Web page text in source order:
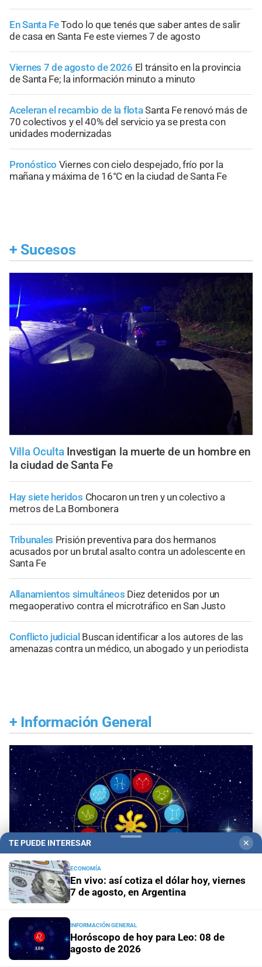
En Santa FeTodo lo que tenés que saber antes de salir
de casa en Santa Fe este viernes 7 de agosto
Viernes 7 de agosto de 2026 El tránsito en la provincia
de Santa Fe; la información minuto a minuto
Aceleran el recambio de la flotaSanta Fe renovó más de
70 colectivos y el 40% del servicio ya se presta con
unidades modernizadas
Pronóstico Viernes con cielo despejado, frío por la
mañana y máxima de 16°C en la ciudad de Santa Fe
+ Sucesos
Villa Oculta Investigan la muerte de un hombre en
la ciudad de Santa Fe
Hay siete heridos Chocaron un tren y un colectivo a
metros de La Bombonera
Tribunales Prisión preventiva para dos hermanos
acusados por un brutal asalto contra un adolescente en
Santa Fe
Allanamientos simultáneos Diez detenidos por un
megaoperativo contra el microtráfico en San Justo
Conflicto judicial Buscan identificar a los autores de las
amenazas contra un médico, un abogado y un periodista
+ Información General
Panorama astrológico Horóscopo de hoy 8 de
agosto de 2026
TE PUEDE INTERESAR ✕
ECONOMÍA
En vivo: así cotiza el dólar hoy, viernes
7 de agosto, en Argentina
INFORMACIÓN GENERAL
Horóscopo de hoy para Leo: 08 de
agosto de 2026